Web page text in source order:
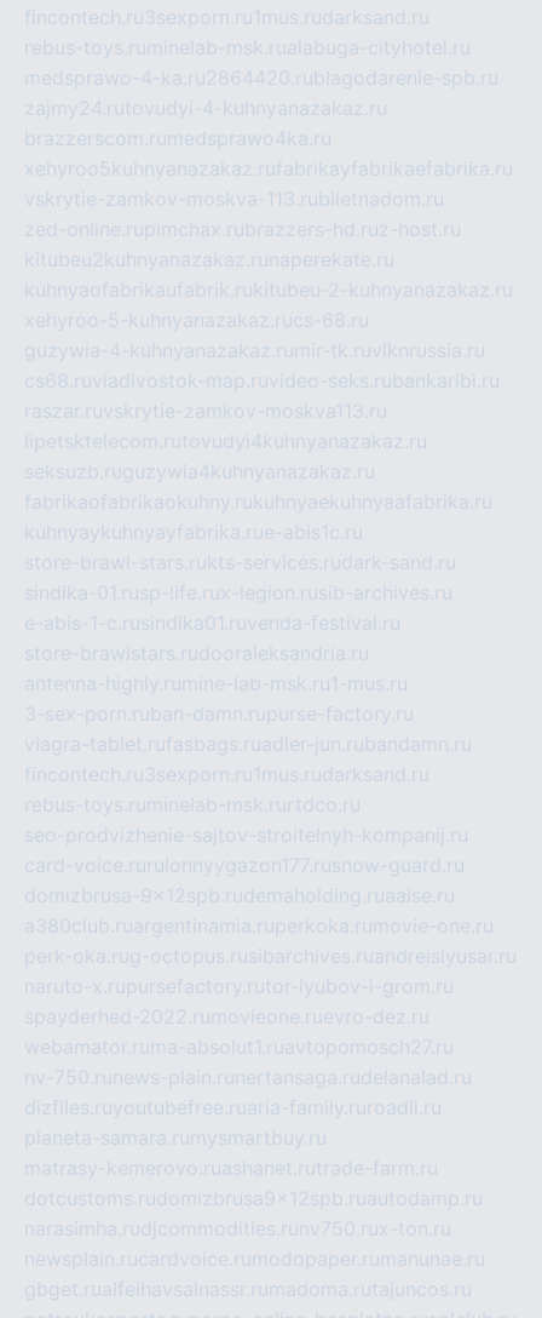
fincontech.ru3sexporn.ru1mus.rudarksand.ru
rebus-toys.ru minelab-msk.rualabuga-cityhotel.ru
medsprawo-4-ka.ru2864420.rublagodarenie-spb.ru
zajmy24.rutovudyi-4-kuhnyanazakaz.ru
brazzerscom.ru medsprawo4ka.ru
xehyroo5kuhnyanazakaz.rufabrikayfabrikaefabrika.ru
vskrytie-zamkov-moskva-113.rubiletnadom.ru
zed-online.rupimchax.rubrazzers-hd.ruz-host.ru
kitubeu2kuhnyanazakaz.ru naperekate.ru
kuhnyaofabrikaufabrik.rukitubeu-2-kuhnyanazakaz.ru
xehyroo-5-kuhnyanazakaz.rucs-68.ru
guzywia-4-kuhnyanazakaz.ru mir-tk.ruvlknrussia.ru
cs68.ruvladivostok-map.ruvideo-seks.rubankaribi.ru
raszar.ruvskrytie-zamkov-moskva113.ru
lipetsktelecom.rutovudyi4kuhnyanazakaz.ru
seksuzb.ruguzywia4kuhnyanazakaz.ru
fabrikaofabrikaokuhny.rukuhnyaekuhnyaafabrika.ru
kuhnyaykuhnyayfabrika.rue-abis1c.ru
store-brawl-stars.rukts-services.rudark-sand.ru
sindika-01.rusp-life.rux-legion.rusib-archives.ru
e-abis-1-c.rusindika01.ruvenda-festival.ru
store-brawlstars.rudooraleksandria.ru
antenna-highly.ru mine-lab-msk.ru1-mus.ru
3-sex-porn.ruban-damn.rupurse-factory.ru
viagra-tablet.rufasbags.ruadler-jun.rubandamn.ru
fincontech.ru3sexporn.ru1mus.rudarksand.ru
rebus-toys.ru minelab-msk.ru rtdco.ru
seo-prodvizhenie-sajtov-stroitelnyh-kompanij.ru
card-voice.ru rulonnyygazon177.rusnow-guard.ru
domizbrusa-9x12spb.rudemaholding.ruaalse.ru
a380club.ruargentinamia.ruperkoka.ru movie-one.ru
perk-oka.rug-octopus.rusibarchives.ruandreislyusar.ru
naruto-x.rupursefactory.rutor-lyubov-i-grom.ru
spayderhed-2022.ru movieone.ruevro-dez.ru
webamator.ru ma-absolut1.ruavtopomosch27.ru
nv-750.ru news-plain.ru nertansaga.rudelanalad.ru
dizfiles.ruyoutubefree.ruaria-family.ru roadli.ru
planeta-samara.ru mysmartbuy.ru
matrasy-kemerovo.ruashanet.rutrade-farm.ru
dotcustoms.rudomizbrusa9x12spb.ruautodamp.ru
narasimha.rudjcommodities.ru nv750.rux-ton.ru
newsplain.rucardvoice.ru modopaper.ru manunae.ru
gbget.rualfeihavsalnassr.ru madoma.rutajuncos.ru